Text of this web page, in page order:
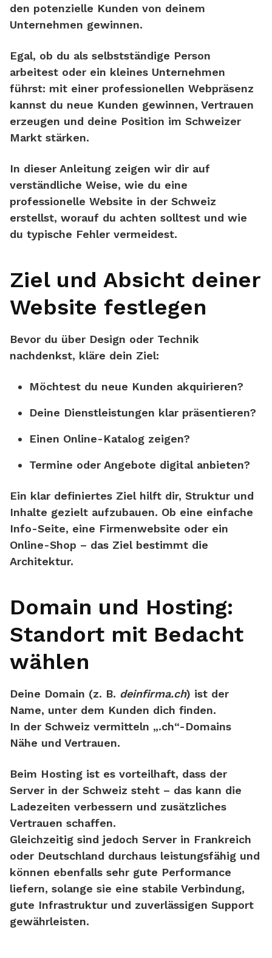
den potenzielle Kunden von deinem
Unternehmen gewinnen.
Egal, ob du als selbstständige Person
arbeitest oder ein kleines Unternehmen
führst: mit einer professionellen Webpräsenz
kannst du neue Kunden gewinnen, Vertrauen
erzeugen und deine Position im Schweizer
Markt stärken.
In dieser Anleitung zeigen wir dir auf
verständliche Weise, wie du eine
professionelle Website in der Schweiz
erstellst, worauf du achten solltest und wie
du typische Fehler vermeidest.
Ziel und Absicht deiner
Website festlegen
Bevor du über Design oder Technik
nachdenkst, kläre dein Ziel:
Möchtest du neue Kunden akquirieren?
Deine Dienstleistungen klar präsentieren?
Einen Online-Katalog zeigen?
Termine oder Angebote digital anbieten?
Ein klar definiertes Ziel hilft dir, Struktur und
Inhalte gezielt aufzubauen. Ob eine einfache
Info-Seite, eine Firmenwebsite oder ein
Online-Shop – das Ziel bestimmt die
Architektur.
Domain und Hosting:
Standort mit Bedacht
wählen
Deine Domain (z. B. deinfirma.ch) ist der
Name, unter dem Kunden dich finden.
In der Schweiz vermitteln „.ch“-Domains
Nähe und Vertrauen.
Beim Hosting ist es vorteilhaft, dass der
Server in der Schweiz steht – das kann die
Ladezeiten verbessern und zusätzliches
Vertrauen schaffen.
Gleichzeitig sind jedoch Server in Frankreich
oder Deutschland durchaus leistungsfähig und
können ebenfalls sehr gute Performance
liefern, solange sie eine stabile Verbindung,
gute Infrastruktur und zuverlässigen Support
gewährleisten.